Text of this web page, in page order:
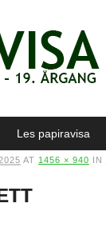
Les papiravisa
AT 1456 × 940 IN